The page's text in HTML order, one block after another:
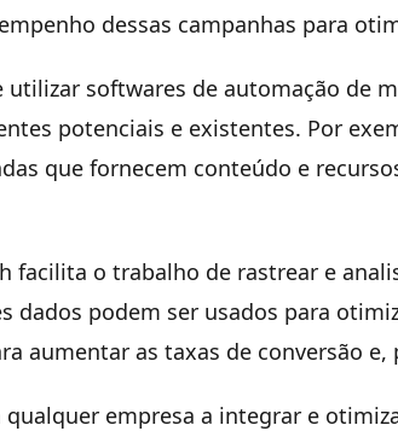
dessas campanhas para
softwares de automação de
potenciais e existentes. Por
que fornecem conteúdo e
facilita o trabalho de rastrear e
dados podem ser usados para
aumentar as taxas de conversão
empresa a integrar e